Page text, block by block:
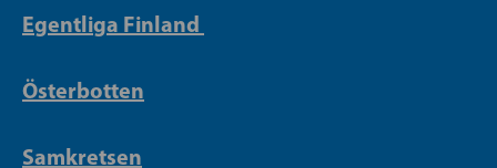
Egentliga Finland
Österbotten
Samkretsen